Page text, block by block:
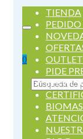
0
Buscar
por:
TIENDA
OUTLET
PIDE